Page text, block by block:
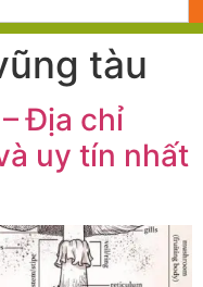
tàu
Địa chỉ
uy tín nhất